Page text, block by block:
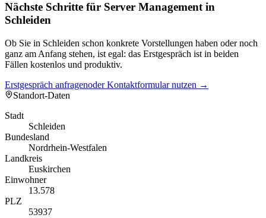
Nächste Schritte für Server Management in
Schleiden
Ob Sie in Schleiden schon konkrete Vorstellungen haben oder noch
ganz am Anfang stehen, ist egal: das Erstgespräch ist in beiden
Fällen kostenlos und produktiv.
Erstgespräch anfragenoder Kontaktformular nutzen →
Standort-Daten
Stadt
Schleiden
Bundesland
Nordrhein-Westfalen
Landkreis
Euskirchen
Einwohner
13.578
PLZ
53937